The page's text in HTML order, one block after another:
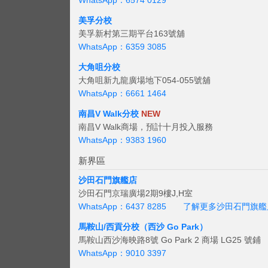
美孚分校
美孚新村第三期平台163號舖
WhatsApp：6359 3085
大角咀分校
大角咀新九龍廣場地下054-055號舖
WhatsApp：6661 1464
南昌V Walk分校 NEW
南昌V Walk商場，預計十月投入服務
WhatsApp：9383 1960
新界區
沙田石門旗艦店
沙田石門京瑞廣場2期9樓J,H室
WhatsApp：6437 8285
了解更多沙田石門旗
馬鞍山/西貢分校（西沙 Go Park）
馬鞍山西沙海映路8號 Go Park 2 商場 LG25 號鋪
WhatsApp：9010 3397